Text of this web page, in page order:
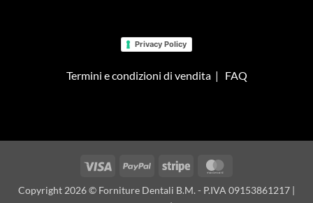
Privacy Policy
Termini e condizioni di vendita| FAQ
Visa PayPal Stripe
Copyright 2026 © Forniture Dentali B.M. - P.IVA 09153861217 |